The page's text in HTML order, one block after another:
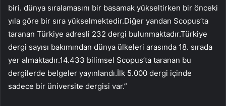
biri. dünya sıralamasını bir basamak yükseltirken bir önceki
yıla göre bir sıra yükselmektedir.Diğer yandan Scopus’ta
taranan Türkiye adresli 232 dergi bulunmaktadır.Türkiye
dergi sayısı bakımından dünya ülkeleri arasında 18. sırada
yer almaktadır.14.433 bilimsel Scopus’ta taranan bu
dergilerde belgeler yayınlandı.İlk 5.000 dergi içinde
sadece bir üniversite dergisi var.”